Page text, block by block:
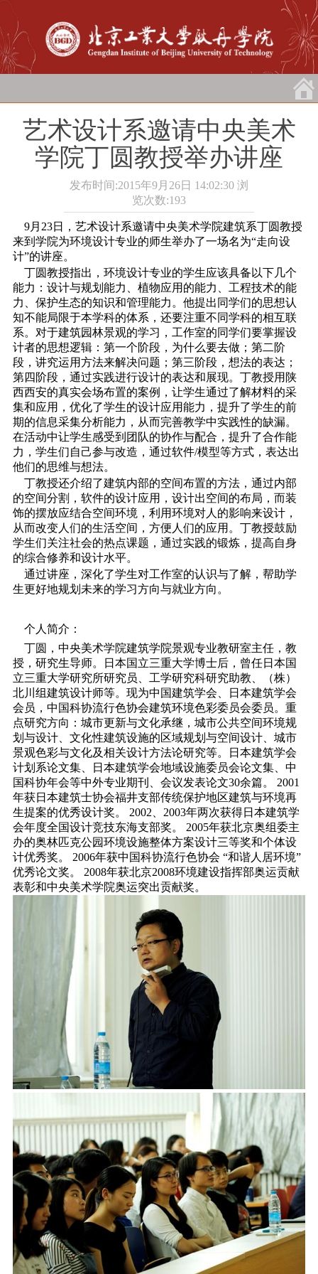
艺术设计系邀请中央美术
学院丁圆教授举办讲座
发布时间:2015年9月26日 14:02:30 浏
览次数:193
9月23日，艺术设计系邀请中央美术学院建筑系丁圆教授
来到学院为环境设计专业的师生举办了一场名为“走向设
计”的讲座。
丁圆教授指出，环境设计专业的学生应该具备以下几个
能力：设计与规划能力、植物应用的能力、工程技术的能
力、保护生态的知识和管理能力。他提出同学们的思想认
知不能局限于本学科的体系，还要注重不同学科的相互联
系。对于建筑园林景观的学习，工作室的同学们要掌握设
计者的思想逻辑：第一个阶段，为什么要去做；第二阶
段，讲究运用方法来解决问题；第三阶段，想法的表达；
第四阶段，通过实践进行设计的表达和展现。丁教授用陕
西西安的真实会场布置的案例，让学生通过了解材料的采
集和应用，优化了学生的设计应用能力，提升了学生的前
期的信息采集分析能力，从而完善教学中实践性的缺漏。
在活动中让学生感受到团队的协作与配合，提升了合作能
力，学生们自己参与改造，通过软件/模型等方式，表达出
他们的思维与想法。
丁教授还介绍了建筑内部的空间布置的方法，通过内部
的空间分割，软件的设计应用，设计出空间的布局，而装
饰的摆放应结合空间环境，利用环境对人的影响来设计，
从而改变人们的生活空间，方便人们的应用。丁教授鼓励
学生们关注社会的热点课题，通过实践的锻炼，提高自身
的综合修养和设计水平。
通过讲座，深化了学生对工作室的认识与了解，帮助学
生更好地规划未来的学习方向与就业方向。
个人简介：
丁圆，中央美术学院建筑学院景观专业教研室主任，教
授，研究生导师。日本国立三重大学博士后，曾任日本国
立三重大学研究所研究员、工学研究科研究助教、（株）
北川组建筑设计师等。现为中国建筑学会、日本建筑学会
会员，中国科协流行色协会建筑环境色彩委员会委员。重
点研究方向：城市更新与文化承继，城市公共空间环境规
划与设计、文化性建筑设施的区域规划与空间设计、城市
景观色彩与文化及相关设计方法论研究等。日本建筑学会
计划系论文集、日本建筑学会地域设施委员会论文集、中
国科协年会等中外专业期刊、会议发表论文30余篇。 2001
年获日本建筑士协会福井支部传统保护地区建筑与环境再
生提案的优秀设计奖。 2002、2003年两次获得日本建筑学
会年度全国设计竞技东海支部奖。 2005年获北京奥组委主
办的奥林匹克公园环境设施整体方案设计三等奖和个体设
计优秀奖。 2006年获中国科协流行色协会 “和谐人居环境”
优秀论文奖。 2008年获北京2008环境建设指挥部奥运贡献
表彰和中央美术学院奥运突出贡献奖。